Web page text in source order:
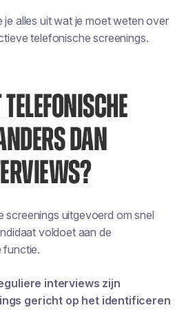
je alles uit wat je moet weten over
telefonische screenings.
DAN
screenings uitgevoerd om snel
voldoet aan de
functie.
interviews zijn
gericht op het identificeren